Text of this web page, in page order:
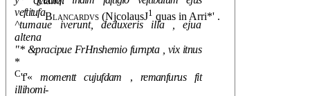
Blancardvs (NjcolausJ1 quas in Arri*' .
veftitufa
^tumaue iverunt, deduxeris illa , ejua
altena
"* &pracipue FrHnshemio furnpta , vix itnus
*
C'f'«momentt cujufdam , remanfurus fit
illihomi-